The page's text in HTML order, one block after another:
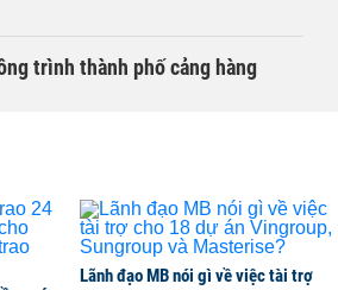
trình thành phố cảng hàng
Lãnh đạo MB nói gì về việc tài trợ